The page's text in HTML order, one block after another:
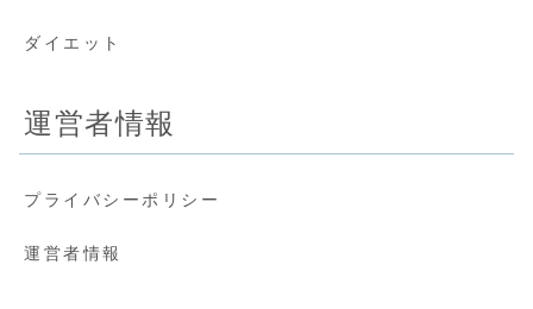
ダイエット
運営者情報
プライバシーポリシー
運営者情報